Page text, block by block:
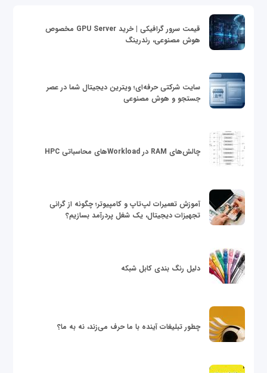
قیمت سرور گرافیکی | خرید GPU Server مخصوص
هوش مصنوعی، رندرینگ
سایت شرکتی حرفه‌ای؛ ویترین دیجیتال شما در عصر
جستجو و هوش مصنوعی
چالش‌های RAM در Workloadهای محاسباتی HPC
آموزش تعمیرات لپ‌تاپ و کامپیوتر؛ چگونه از گرانی
تجهیزات دیجیتال، یک شغل پردرآمد بسازیم؟
دلیل رنگ بندی کابل شبکه
چطور تبلیغات آینده با ما حرف می‌زند، نه به ما؟